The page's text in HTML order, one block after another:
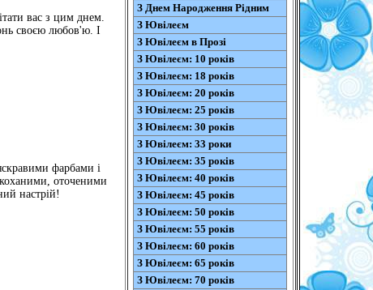
вас з цим днем.
своєю любов'ю. І
фарбами і
оточеними
настрій!
З Днем Народження Рідним
З Ювілеєм
З Ювілеєм в Прозі
З Ювілеєм: 10 років
З Ювілеєм: 18 років
З Ювілеєм: 20 років
З Ювілеєм: 25 років
З Ювілеєм: 30 років
З Ювілеєм: 33 роки
З Ювілеєм: 35 років
З Ювілеєм: 40 років
З Ювілеєм: 45 років
З Ювілеєм: 50 років
З Ювілеєм: 55 років
З Ювілеєм: 60 років
З Ювілеєм: 65 років
З Ювілеєм: 70 років